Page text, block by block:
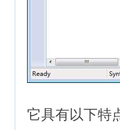
它具有以下特